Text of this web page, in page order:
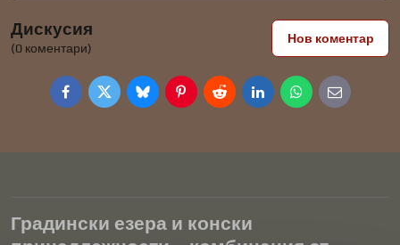
Дискусия
(0 коментари)
Нов коментар
FacebookTwitterBlueskyPinterestRedditLinkedInWhatsApp
E-
mail
Градински езера и конски